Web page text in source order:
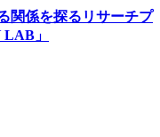
関係を探るリサーチプ
」